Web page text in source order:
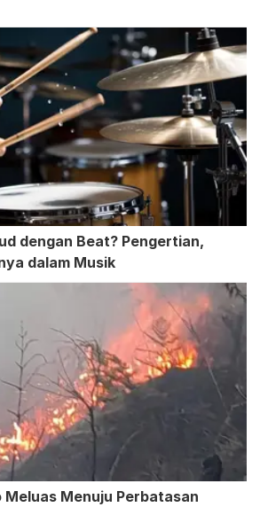
dengan Beat? Pengertian,
dalam Musik
Meluas Menuju Perbatasan